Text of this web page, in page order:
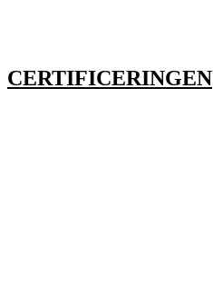
CERTIFICERINGEN